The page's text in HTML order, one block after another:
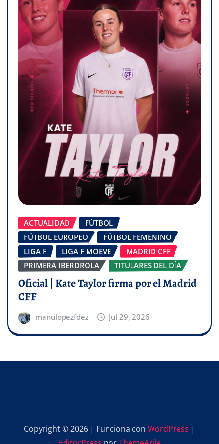
ACTUALIDAD
FÚTBOL
FÚTBOL EUROPEO
FÚTBOL FEMENINO
LIGA F
LIGA F MOEVE
MADRID CFF
PRIMERA IBERDROLA
TITULARES DEL DÍA
Oficial | Kate Taylor firma por el Madrid
CFF
manulopezfdez Jul 29, 2026
Copyright © 2026 | Funciona con WordPress |